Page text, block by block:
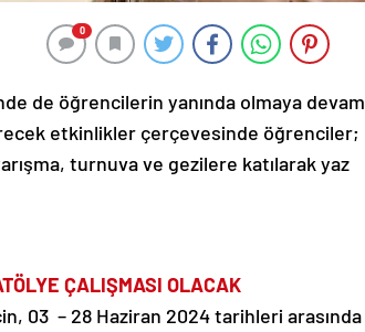
0
de öğrencilerin yanında olmaya devam
etkinlikler çerçevesinde öğrenciler;
turnuva ve gezilere katılarak yaz
ÇALIŞMASI OLACAK
03 – 28 Haziran 2024 tarihleri arasında